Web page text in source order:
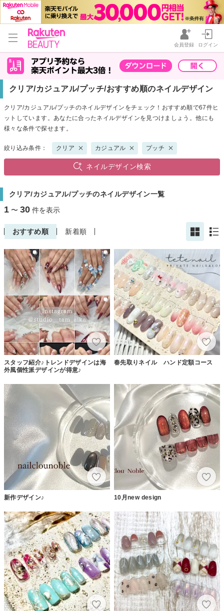
会員登録 ログイン
クリア/カジュアル/プッチ/おすすめ順のネイルデザイン
クリア/カジュアル/プッチのネイルデザインをチェック！おすすめ順で67件ヒ
ットしています。あなたに合ったネイルデザインを見つけましょう。他にも
様々な条件で探せます。
絞り込み条件： クリア カジュアル プッチ
ネイルデザイン検索
クリア/カジュアル/プッチのネイルデザイン一覧
1 〜 30 件を表示
おすすめ順 新着順
スタッフ紹介♪トレンドデザインは海
外風個性派デザインが得意♪
春先取りネイル ハンド定額コース
新作デザイン♪ 10月new design